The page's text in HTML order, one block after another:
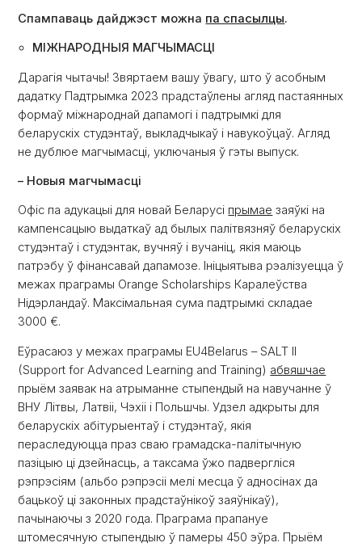
Спампаваць дайджэст можна па спасылцы.
МІЖНАРОДНЫЯ МАГЧЫМАСЦІ
Дарагія чытачы! Звяртаем вашу ўвагу, што ў асобным
дадатку Падтрымка 2023 прадстаўлены агляд пастаянных
формаў міжнароднай дапамогі і падтрымкі для
беларускіх студэнтаў, выкладчыкаў і навукоўцаў. Агляд
не дублюе магчымасці, уключаныя ў гэты выпуск.
– Новыя магчымасці
Офіс па адукацыі для новай Беларусі прымае заяўкі на
кампенсацыю выдаткаў ад былых палітвязняў беларускіх
студэнтаў і студэнтак, вучняў і вучаніц, якія маюць
патрэбу ў фінансавай дапамозе. Ініцыятыва рэалізуецца ў
межах праграмы Orange Scholarships Каралеўства
Нідэрландаў. Максімальная сума падтрымкі складае
3000 €.
Еўрасаюз у межах праграмы EU4Belarus – SALT II
(Support for Advanced Learning and Training) абвяшчае
прыём заявак на атрыманне стыпендый на навучанне ў
ВНУ Літвы, Латвіі, Чэхіі і Польшчы. Удзел адкрыты для
беларускіх абітурыентаў і студэнтаў, якія
пераследуюцца праз сваю грамадска-палітычную
пазіцыю ці дзейнасць, а таксама ўжо падвергліся
рэпрэсіям (альбо рэпрэсіі мелі месца ў адносінах да
бацькоў ці законных прадстаўнікоў заяўнікаў),
пачынаючы з 2020 года. Праграма прапануе
штомесячную стыпендыю ў памеры 450 эўра. Прыём